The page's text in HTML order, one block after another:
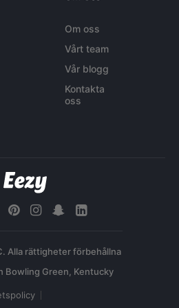
Om oss
Vårt team
Vår blogg
Kontakta
oss
Alla rättigheter förbehållna